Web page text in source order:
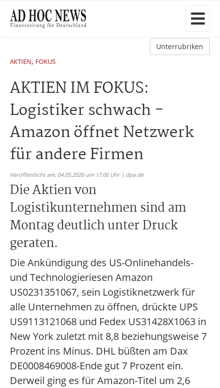
Unterrubriken
AKTIEN, FOKUS
AKTIEN IM FOKUS:
Logistiker schwach -
Amazon öffnet Netzwerk
für andere Firmen
Veröffentlicht am: 04.05.2026 um 17:06 Uhr | dpa.de
Die Aktien von
Logistikunternehmen sind am
Montag deutlich unter Druck
geraten.
Die Ankündigung des US-Onlinehandels-
und Technologieriesen Amazon
US0231351067, sein Logistiknetzwerk für
alle Unternehmen zu öffnen, drückte UPS
US9113121068 und Fedex US31428X1063 in
New York zuletzt mit 8,8 beziehungsweise 7
Prozent ins Minus. DHL büßten am Dax
DE0008469008-Ende gut 7 Prozent ein.
Derweil ging es für Amazon-Titel um 2,6